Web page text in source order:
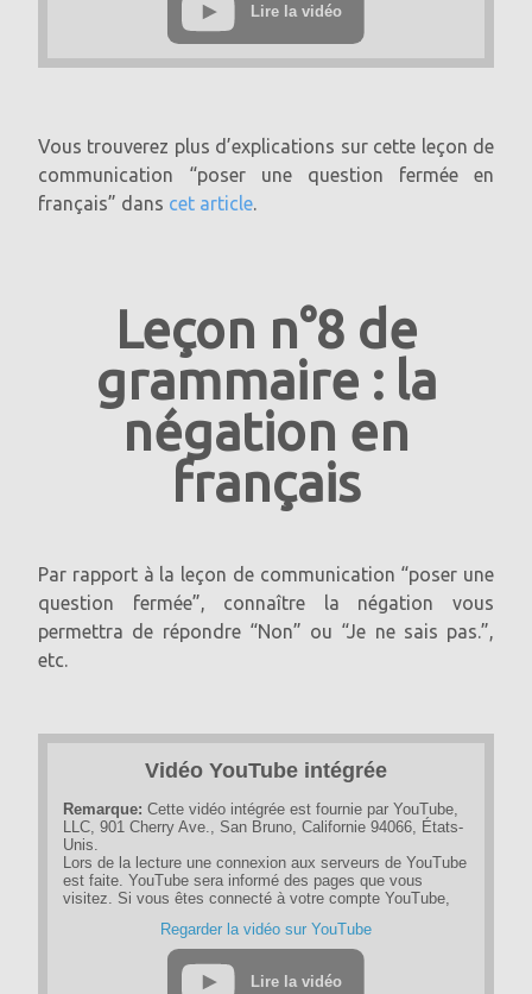
Si une vidéo YouTube est démarrée, le fournisseur utilise
des cookies qui collectent des informations sur le
YouTube. YouTube stocke également des informations
d'utilisation non personnelles dans d'autres cookies. Si
vous souhaitez éviter cela, vous devez bloquer le stockage
des cookies dans le navigateur.
Lire la vidéo
Vous trouverez plus d’explications sur cette leçon de
communication “poser une question fermée en
français” dans cet article.
Leçon n°8 de
grammaire : la
négation en
français
Par rapport à la leçon de communication “poser une
question fermée”, connaître la négation vous
permettra de répondre “Non” ou “Je ne sais pas.”,
etc.
Vidéo YouTube intégrée
Remarque: Cette vidéo intégrée est fournie par YouTube,
LLC, 901 Cherry Ave., San Bruno, Californie 94066, États-
Unis.
Lors de la lecture une connexion aux serveurs de YouTube
est faite. YouTube sera informé des pages que vous
visitez. Si vous êtes connecté à votre compte YouTube,
personnellement. Vous pouvez éviter cela en vous
déconnectant au préalable de votre compte YouTube.
Si une vidéo YouTube est démarrée, le fournisseur utilise
Regarder la vidéo sur YouTube
Lire la vidéo